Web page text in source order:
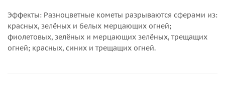
Эффекты: Разноцветные кометы разрываются сферами из:
красных, зелёных и белых мерцающих огней;
фиолетовых, зелёных и мерцающих зелёных, трещащих
огней; красных, синих и трещащих огней.